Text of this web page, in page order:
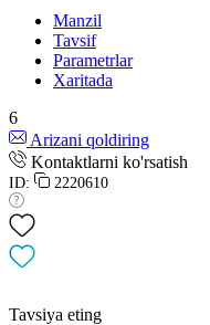
Manzil
Tavsif
Parametrlar
Xaritada
6
Arizani qoldiring
Kontaktlarni ko'rsatish
ID: 2220610
Tavsiya eting